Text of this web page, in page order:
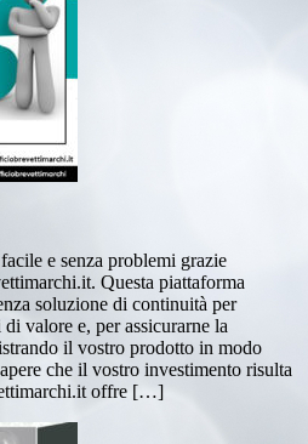
e senza problemi grazie
Questa piattaforma
soluzione di continuità per
valore e, per assicurarne la
il vostro prodotto in modo
che il vostro investimento risulta
offre […]